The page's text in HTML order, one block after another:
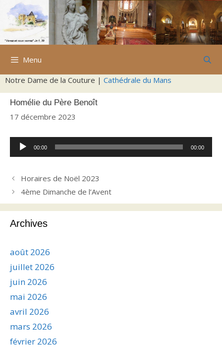
Aller
contenu
Menu
Notre Dame de la Couture | Cathédrale du Mans
Homélie du Père Benoît
17 décembre 2023
Lecteur
audio
00:00 00:00
Horaires de Noël 2023
4ème Dimanche de l’Avent
Archives
août 2026
juillet 2026
juin 2026
mai 2026
avril 2026
mars 2026
février 2026